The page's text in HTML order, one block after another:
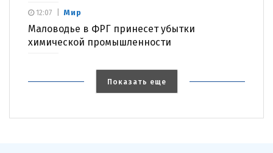
Мир
Маловодье в ФРГ принесет убытки
химической промышленности
12:07
Показать еще